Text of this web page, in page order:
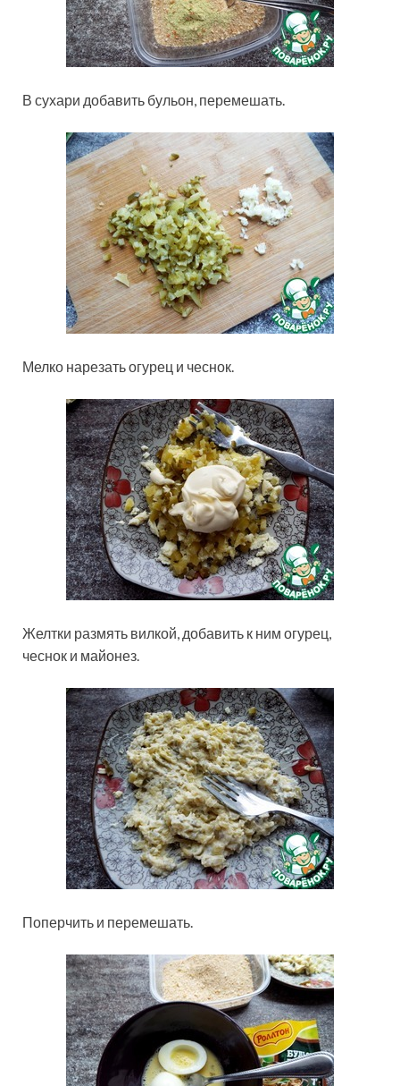
В сухари добавить бульон, перемешать.
Мелко нарезать огурец и чеснок.
Желтки размять вилкой, добавить к ним огурец,
чеснок и майонез.
Поперчить и перемешать.